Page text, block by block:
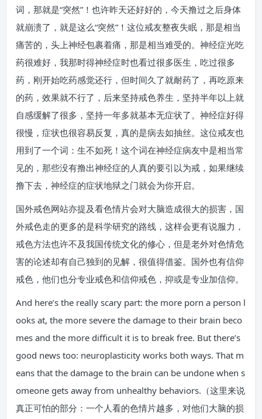
词，那就是“突然”！也许昨天还好好的，今天撸过之后身体
就崩溃了，就是这么“突然”！这位戒友整夜失眠，那是相当
痛苦的，头上神经包裹着痛，那是相当难受的。神经症光吃
药很难好，我那时得神经症时也看过很多医生，吃过很多
药，刚开始吃药感觉还行，但时间久了就耐药了，再吃原来
的药，效果就不行了，后来坚持戒色养生，坚持半年以上就
自感缓解了很多，坚持一年多就基本无症状了。神经症好得
很慢，症状也很容易反复，真的是病去如抽丝。这位戒友也
用到了一个词：生不如死！这个词在神经症病友中是相当常
见的，那些没有撸出神经症的人真的要引以为戒，如果继续
撸下去，神经症的症状地狱之门就会为你开启。
国外戒色网站亦提及看色情片会对大脑造成很大的损害，国
外戒色走的更多的是科学研究的路线，这样会更有说服力，
戒色方法也许不及我国传统文化的修心，但是老外对色情危
害的论述却有自己独到的见解，很值得借鉴。国外也有信仰
戒色，他们也分专业戒色和信仰戒色，抑或是专业加信仰。
And here’s the really scary part: the more porn a person l
ooks at, the more severe the damage to their brain beco
mes and the more difficult it is to break free. But there’s
good news too: neuroplasticity works both ways. That m
eans that the damage to the brain can be undone when s
omeone gets away from unhealthy behaviors.（这里来说
真正可怕的部分：一个人看的色情片越多，对他们大脑的损